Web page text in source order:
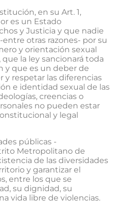
en su Art. 1,
es un Estado
y Justicia y que nadie
otras razones- por su
y orientación sexual
que la ley sancionará toda
y que es un deber de
y respetar las diferencias
e identidad sexual de las
creencias o
no pueden estar
y legal
públicas -
Metropolitano de
de las diversidades
y garantizar el
entre los que se
su dignidad, su
vida libre de violencias.